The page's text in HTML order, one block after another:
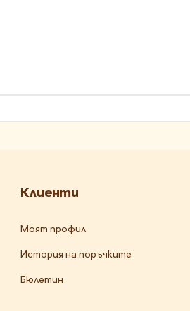
Клиенти
Моят профил
История на поръчките
Бюлетин